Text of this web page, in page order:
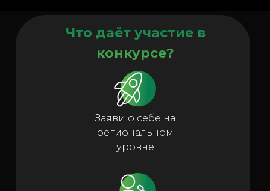
Что даёт участие в
конкурсе?
Заяви о себе на
региональном
уровне